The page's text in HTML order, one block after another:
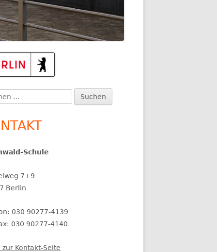
Schule
7+9
Berlin
030 90277-4139
030 90277-4140
zur Kontakt-Seite